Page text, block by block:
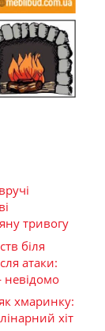
тривогу
біля
атаки:
невідомо
хмаринку:
хіт